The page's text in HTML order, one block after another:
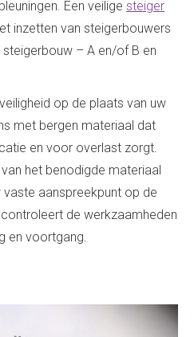
Een veilige steiger
inzetten van steigerbouwers
steigerbouw – A en/of B en
op de plaats van uw
met bergen materiaal dat
en voor overlast zorgt.
het benodigde materiaal
aanspreekpunt op de
de werkzaamheden
en voortgang.